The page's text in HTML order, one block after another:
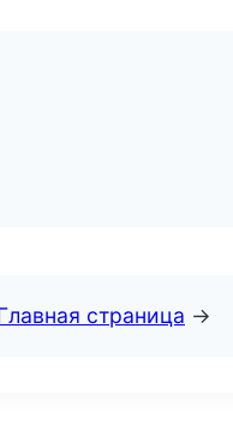
страница →